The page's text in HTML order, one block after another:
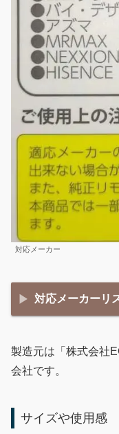
対応メーカー
対応メーカーリ
製造元は「株式会社
会社です。
サイズや使用感